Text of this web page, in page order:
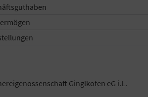
Ginglkofen eG i.L.